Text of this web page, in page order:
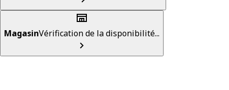
MagasinVérification de la disponibilité...